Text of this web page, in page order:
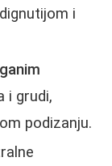
i
i grudi,
podizanju.